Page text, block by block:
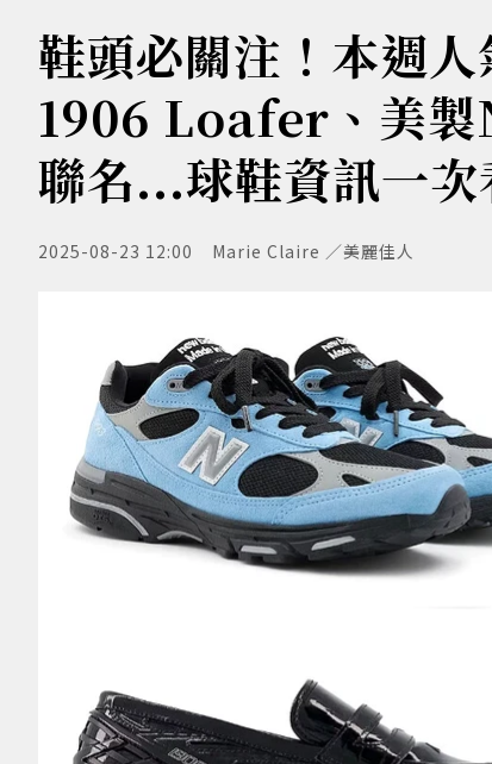
鞋頭必關注！本週
1906 Loafer、美
聯名...球鞋資訊一次
2025-08-23 12:00 Marie Claire ／美麗佳人